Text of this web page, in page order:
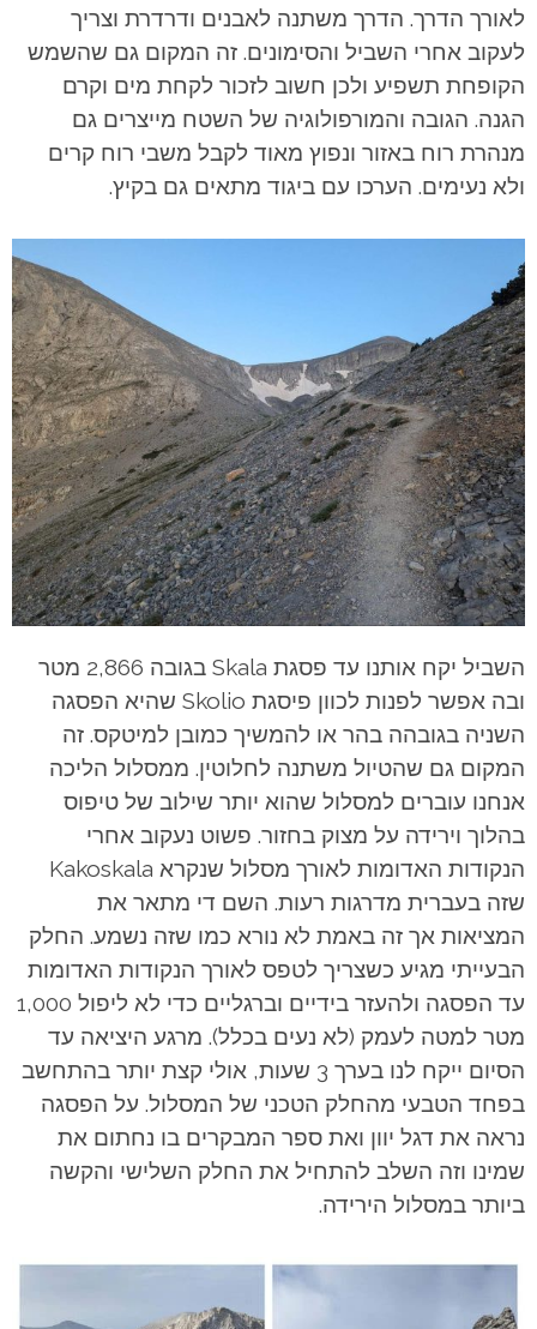
לאורך הדרך. הדרך משתנה לאבנים ודרדרת וצריך
לעקוב אחרי השביל והסימונים. זה המקום גם שהשמש
הקופחת תשפיע ולכן חשוב לזכור לקחת מים וקרם
הגנה. הגובה והמורפולוגיה של השטח מייצרים גם
מנהרת רוח באזור ונפוץ מאוד לקבל משבי רוח קרים
ולא נעימים. הערכו עם ביגוד מתאים גם בקיץ.
השביל יקח אותנו עד פסגת Skala בגובה 2,866 מטר
ובה אפשר לפנות לכוון פיסגת Skolio שהיא הפסגה
השניה בגובהה בהר או להמשיך כמובן למיטקס. זה
המקום גם שהטיול משתנה לחלוטין. ממסלול הליכה
אנחנו עוברים למסלול שהוא יותר שילוב של טיפוס
בהלוך וירידה על מצוק בחזור. פשוט נעקוב אחרי
הנקודות האדומות לאורך מסלול שנקרא Kakoskala
שזה בעברית מדרגות רעות. השם די מתאר את
המציאות אך זה באמת לא נורא כמו שזה נשמע. החלק
הבעייתי מגיע כשצריך לטפס לאורך הנקודות האדומות
עד הפסגה ולהעזר בידיים וברגליים כדי לא ליפול 1,000
מטר למטה לעמק (לא נעים בכלל). מרגע היציאה עד
הסיום ייקח לנו בערך 3 שעות, אולי קצת יותר בהתחשב
בפחד הטבעי מהחלק הטכני של המסלול. על הפסגה
נראה את דגל יוון ואת ספר המבקרים בו נחתום את
שמינו וזה השלב להתחיל את החלק השלישי והקשה
ביותר במסלול הירידה.